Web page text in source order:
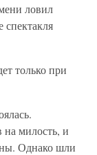
ловил
спектакля
только при
на милость, и
Однако шли